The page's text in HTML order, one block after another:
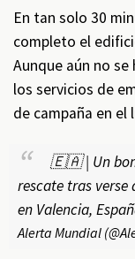
En tan solo 30
completo el
Aunque aún no
los servicios de
de campaña en el
🇪🇦 | Un
rescate tras
en Valencia,
Alerta Mundial